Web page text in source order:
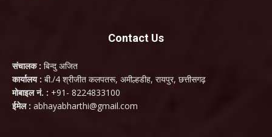
Contact Us
संचालक : बिन्दु अजित
कार्यालय : बी./4 श्रीजीत कलपतरू, अमील्हडीह, रायपुर, छत्तीसगढ़
मोबाइल नं. : +91- 8224833100
ईमेल : abhayabharthi@gmail.com